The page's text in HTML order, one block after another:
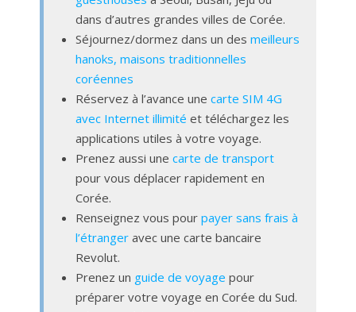
dans d’autres grandes villes de Corée.
Séjournez/dormez dans un des meilleurs
hanoks, maisons traditionnelles
coréennes
Réservez à l’avance une carte SIM 4G
avec Internet illimité et téléchargez les
applications utiles à votre voyage.
Prenez aussi une carte de transport
pour vous déplacer rapidement en
Corée.
Renseignez vous pour payer sans frais à
l’étranger avec une carte bancaire
Revolut.
Prenez un guide de voyage pour
préparer votre voyage en Corée du Sud.